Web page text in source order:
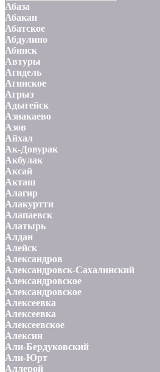
Абаза
Абакан
Абатское
Абдулино
Абинск
Автуры
Агидель
Агинское
Агрыз
Адыгейск
Азнакаево
Азов
Айхал
Ак-Довурак
Акбулак
Аксай
Акташ
Алагир
Алакуртти
Алапаевск
Алатырь
Алдан
Алейск
Александров
Александровск-Сахалинский
Александровское
Александровское
Алексеевка
Алексеевка
Алексеевское
Алексин
Али-Бердуковский
Али-Юрт
Аллерой